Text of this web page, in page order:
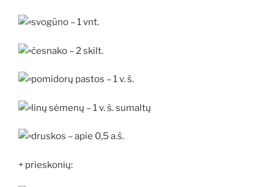
svogūno – 1 vnt.
česnako – 2 skilt.
pomidorų pastos – 1 v. š.
linų sėmenų – 1 v. š. sumaltų
druskos – apie 0,5 a.š.
+ prieskonių: